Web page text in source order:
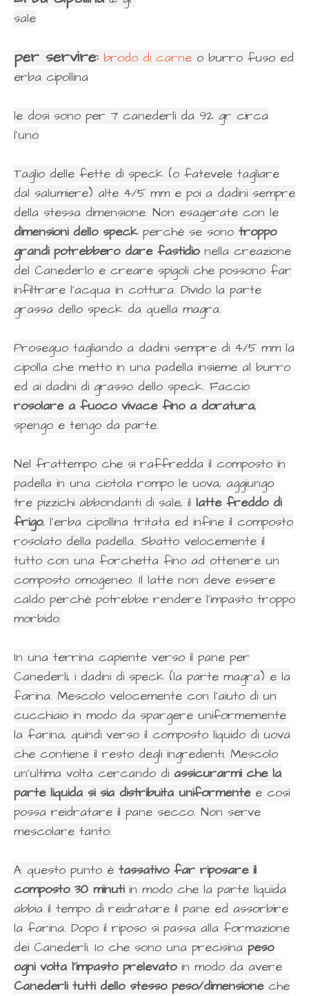
sale
per servire: brodo di carne o burro fuso ed
erba cipollina
le dosi sono per 7 canederli da 92 gr circa
l'uno
Taglio delle fette di speck (o fatevele tagliare
dal salumiere) alte 4/5 mm e poi a dadini sempre
della stessa dimensione. Non esagerate con le
dimensioni dello speckperchè se sono troppo
grandi potrebbero dare fastidionella creazione
del Canederlo e creare spigoli che possono far
infiltrare l'acqua in cottura. Divido la parte
grassa dello speck da quella magra.
Proseguo tagliando a dadini sempre di 4/5 mm la
cipolla che metto in una padella insieme al burro
ed ai dadini di grasso dello speck. Faccio
rosolare a fuoco vivace fino a doratura,
spengo e tengo da parte.
Nel frattempo che si raffredda il composto in
padella in una ciotola rompo le uova, aggiungo
tre pizzichi abbondanti di sale, il latte freddo di
frigo, l'erba cipollina tritata ed infine il composto
rosolato della padella. Sbatto velocemente il
tutto con una forchetta fino ad ottenere un
composto omogeneo. Il latte non deve essere
caldo perchè potrebbe rendere l'impasto troppo
morbido.
In una terrina capiente verso il pane per
Canederli, i dadini di speck (la parte magra) e la
farina. Mescolo velocemente con l'aiuto di un
cucchiaio in modo da spargere uniformemente
la farina, quindi verso il composto liquido di uova
che contiene il resto degli ingredienti. Mescolo
un'ultima volta cercando di assicurarmi che la
parte liquida si sia distribuita uniformentee così
possa reidratare il pane secco. Non serve
mescolare tanto.
A questo punto è tassativo far riposare il
composto 30 minutiin modo che la parte liquida
abbia il tempo di reidratare il pane ed assorbire
la farina. Dopo il riposo si passa alla formazione
dei Canederli. Io che sono una precisina peso
ogni volta l'impasto prelevatoin modo da avere
Canederli tutti dello stesso peso/dimensioneche